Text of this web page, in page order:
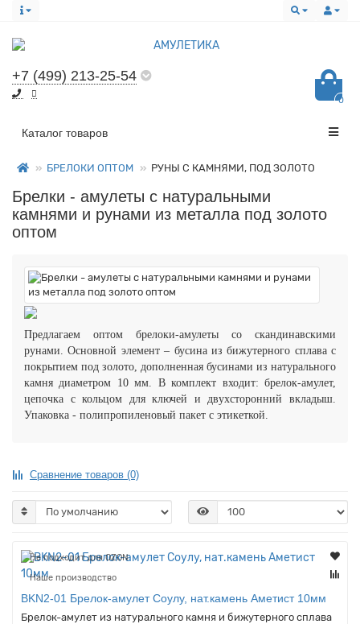
+7 (499) 213-25-54
0
Все категории
Каталог товаров
БРЕЛОКИ ОПТОМ РУНЫ С КАМНЯМИ, ПОД ЗОЛОТО
Брелки - амулеты с натуральными
камнями и рунами из металла под золото
оптом
Предлагаем оптом брелоки-амулеты со скандинавскими
рунами. Основной элемент – бусина из бижутерного сплава с
покрытием под золото, дополненная бусинами из натурального
камня диаметром 10 мм. В комплект входит: брелок-амулет,
цепочка с кольцом для ключей и двухсторонний вкладыш.
Упаковка - полипропиленовый пакет с этикеткой.
Сравнение товаров (0)
Не подходит для OZON
Наше производство
BKN2-01 Брелок-амулет Соулу, нат.камень Аметист 10мм
Брелок-амулет из натурального камня и бижутерного сплава